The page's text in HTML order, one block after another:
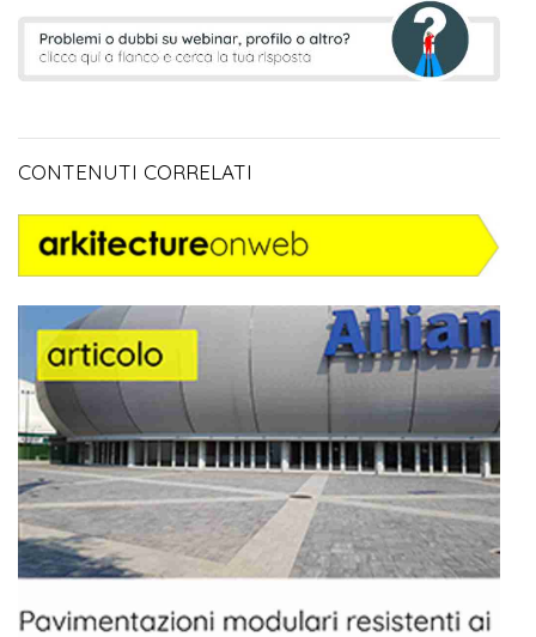
CONTENUTI CORRELATI